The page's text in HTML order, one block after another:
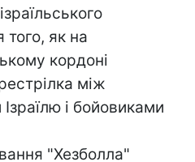
того, як на
кордоні
між
і бойовиками
"Хезболла"